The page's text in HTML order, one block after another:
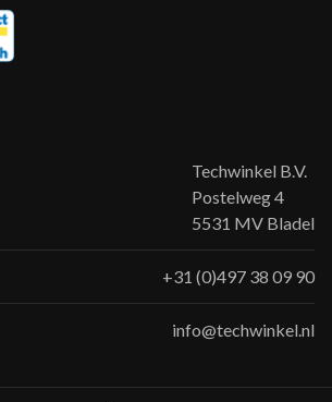
Techwinkel B.V.
Postelweg 4
5531 MV Bladel
+31 (0)497 38 09 90
info@techwinkel.nl